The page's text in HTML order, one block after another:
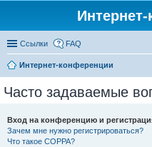
Ссылки FAQ
Интернет-конференции
Часто задаваемые
Вход на конференцию и
Зачем мне нужно регистрироваться?
Что такое COPPA?